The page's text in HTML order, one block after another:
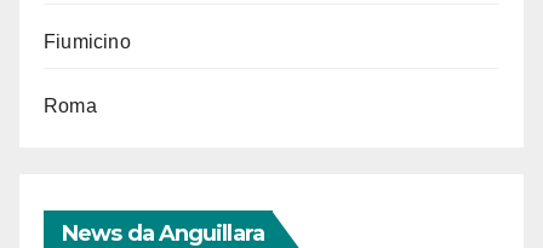
Fiumicino
Roma
News da Anguillara